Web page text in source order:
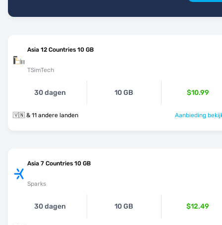
Asia 12 Countries 10 GB
TSimTech
30 dagen 10 GB $10.99
🇻🇳 & 11 andere landen Aanbieding
Asia 7 Countries 10 GB
Sparks
30 dagen 10 GB $12.49